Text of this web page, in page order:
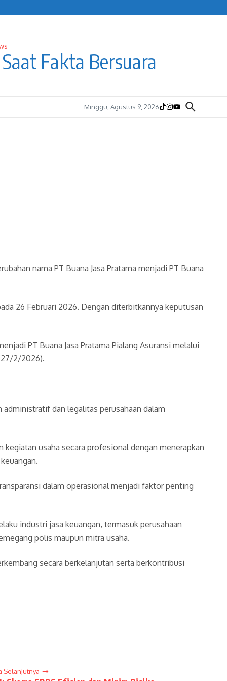
Saat Fakta Bersuara
Minggu, Agustus 9, 2026
nama PT Buana Jasa Pratama menjadi PT Buana
26 Februari 2026. Dengan diterbitkannya keputusan
PT Buana Jasa Pratama Pialang Asuransi melalui
2/2026).
administratif dan legalitas perusahaan dalam
kegiatan usaha secara profesional dengan menerapkan
dalam operasional menjadi faktor penting
industri jasa keuangan, termasuk perusahaan
polis maupun mitra usaha.
secara berkelanjutan serta berkontribusi
Selanjutnya